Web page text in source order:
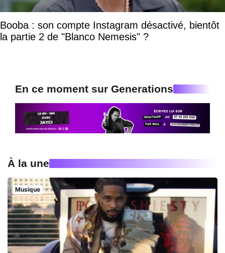
Booba : son compte Instagram désactivé, bientôt
la partie 2 de "Blanco Nemesis" ?
En ce moment sur Generations
À la une
Musique